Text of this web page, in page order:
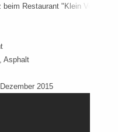
beim Restaurant "Klein Venedig"
Asphalt
2015